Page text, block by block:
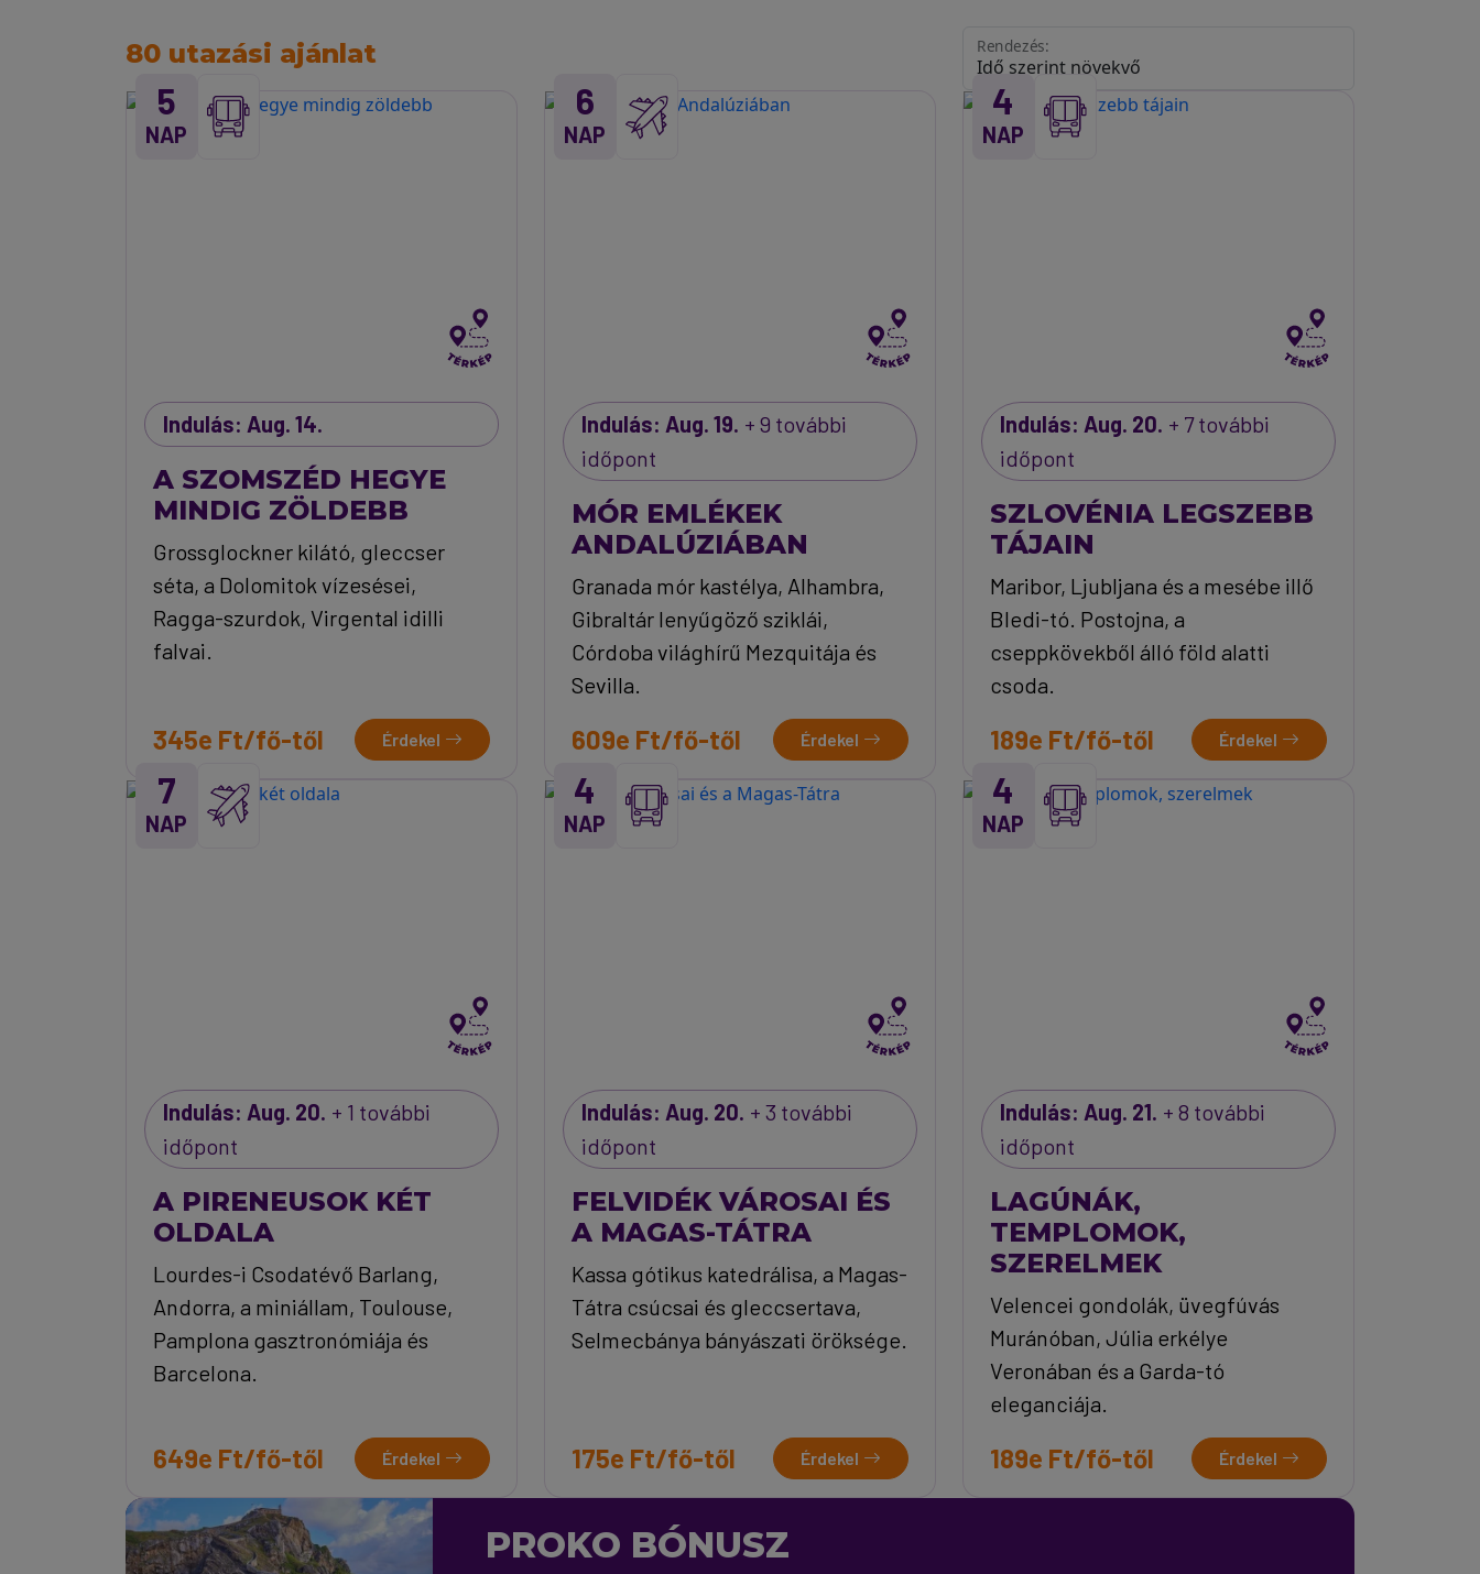
80 utazási ajánlat Rendezés:
5
NAP
Indulás: Aug. 14.
A SZOMSZÉD HEGYE
MINDIG ZÖLDEBB
Grossglockner kilátó, gleccser
séta, a Dolomitok vízesései,
Ragga-szurdok, Virgental idilli
falvai.
345e Ft/fő-től Érdekel
6
NAP
Indulás: Aug. 19. + 9 további
időpont
MÓR EMLÉKEK
ANDALÚZIÁBAN
Granada mór kastélya, Alhambra,
Gibraltár lenyűgöző sziklái,
Córdoba világhírű Mezquitája és
Sevilla.
609e Ft/fő-től Érdekel
4
NAP
Indulás: Aug. 20. + 7 további
időpont
SZLOVÉNIA LEGSZEBB
TÁJAIN
Maribor, Ljubljana és a mesébe illő
Bledi-tó. Postojna, a
cseppkövekből álló föld alatti
csoda.
189e Ft/fő-től Érdekel
7
NAP
Indulás: Aug. 20. + 1 további
időpont
A PIRENEUSOK KÉT
OLDALA
Lourdes-i Csodatévő Barlang,
Andorra, a miniállam, Toulouse,
Pamplona gasztronómiája és
Barcelona.
649e Ft/fő-től Érdekel
4
NAP
Indulás: Aug. 20. + 3 további
időpont
FELVIDÉK VÁROSAI ÉS
A MAGAS-TÁTRA
Kassa gótikus katedrálisa, a Magas-
Tátra csúcsai és gleccsertava,
Selmecbánya bányászati öröksége.
175e Ft/fő-től Érdekel
4
NAP
Indulás: Aug. 21. + 8 további
időpont
LAGÚNÁK,
TEMPLOMOK,
SZERELMEK
Velencei gondolák, üvegfúvás
Muránóban, Júlia erkélye
Veronában és a Garda-tó
eleganciája.
189e Ft/fő-től Érdekel
PROKO BÓNUSZ